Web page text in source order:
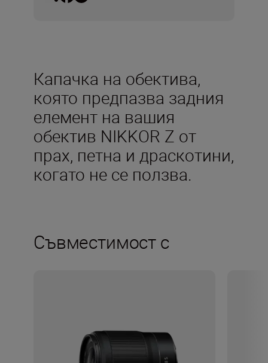
Капачка на обектива,
която предпазва задния
елемент на вашия
обектив NIKKOR Z от
прах, петна и драскотини,
когато не се ползва.
Съвместимост с